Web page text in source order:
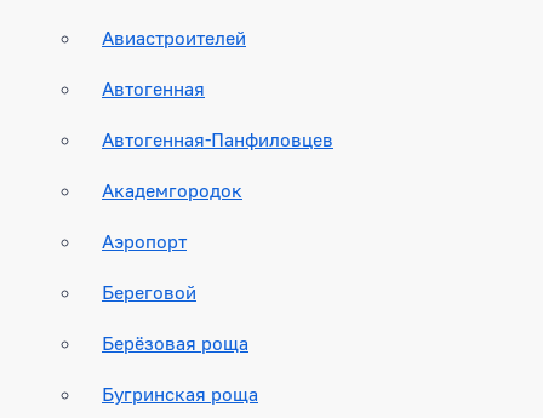
Авиастроителей
Автогенная
Автогенная-Панфиловцев
Академгородок
Аэропорт
Береговой
Берёзовая роща
Бугринская роща